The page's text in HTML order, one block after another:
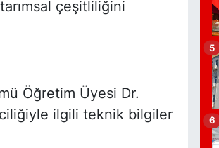
çeşitliliğini
Öğretim Üyesi Dr.
ilgili teknik bilgiler
5
6